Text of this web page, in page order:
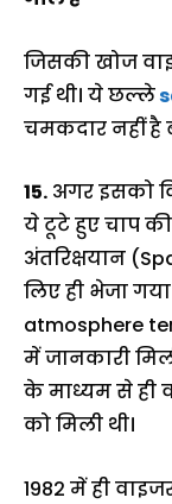
जिसकी खोज
गई थी। ये छल्ले
चमकदार नहीं है
15. अगर इसको
ये टूटे हुए चाप
अंतरिक्षयान
लिए ही भेजा
atmosphere
में जानकारी
के माध्यम से ही
को मिली थी।
1982 में ही